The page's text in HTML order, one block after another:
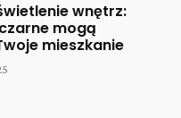
wnętrz:
mogą
mieszkanie